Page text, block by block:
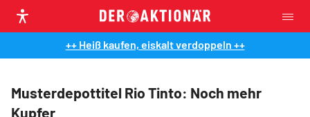
++ Heiß kaufen, eiskalt verdoppeln ++
Musterdepottitel Rio Tinto: Noch mehr
Kupfer